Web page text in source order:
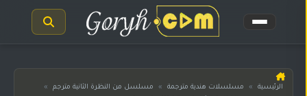
الرئيسية
الرئيسية » مسلسلات هندية مترجمة » مسلسل من النظرة الثانية مترجم
»